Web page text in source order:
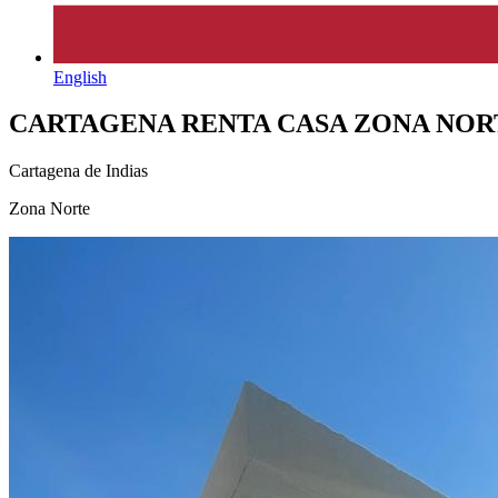
English
CARTAGENA RENTA CASA ZONA
Cartagena de Indias
Zona Norte